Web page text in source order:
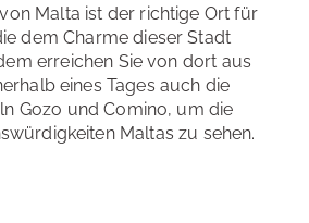
Malta ist der richtige Ort für
dem Charme dieser Stadt
erreichen Sie von dort aus
eines Tages auch die
Gozo und Comino, um die
Maltas zu sehen.
: in unmittelbarer Nähe
: in unmittelbarer Nähe
, Klettern, Mountain Biking,
Schule : Hafentour in Valletta,
Sehenswürdigkeiten